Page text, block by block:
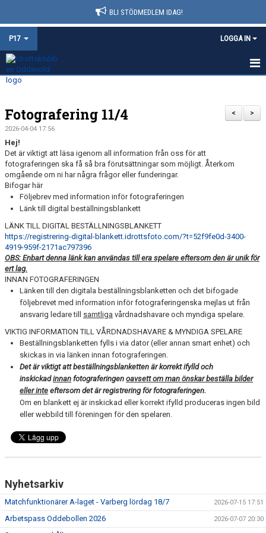
BLI STÖDMEDLEM IDAG!
P17 LOGGA IN
HEM
NYHETER
KALENDER
MATCHER
TRUPPEN
DOKUMENT
KONTAKT
>
<
Fotografering 11/4
2026-04-04 17:56
Hej!
Det är viktigt att läsa igenom all information från oss för att
fotograferingen ska få så bra förutsättningar som möjligt. Återkom
omgående om ni har några frågor eller funderingar.
Bifogar här
Följebrev med information inför fotograferingen
Länk till digital beställningsblankett
LÄNK TILL DIGITAL BESTÄLLNINGSBLANKETT
https://registrering-digital-blankett.idrottsfoto.com/?t=52f9fe0d-3400-
4919-959f-2171ac797396
OBS: Enbart denna länk kan användas till era spelare eftersom den är unik för
ert lag.
INNAN FOTOGRAFERINGEN
Länken till den digitala beställningsblanketten och det bifogade
följebrevet med information inför fotograferingenska mejlas ut från
ansvarig ledare till samtliga vårdnadshavare och myndiga spelare.
VIKTIG INFORMATION TILL VÅRDNADSHAVARE & MYNDIGA SPELARE
Beställningsblanketten fylls i via dator (eller annan smart enhet) och
skickas in via länken innan fotograferingen.
Det är viktigt att beställningsblanketten är korrekt ifylld och
inskickadinnan fotograferingen oavsett om man önskar beställa bilder
eller inte eftersom det är registrering för fotograferingen.
Om en blankett ej är inskickad eller korrekt ifylld produceras ingen bild
eller webbild till föreningen för den spelaren.
Nyhetsarkiv
Matchfunktionärer A-laget - Varberg lördag 18/7 2026-07-15 17:51
Arbetspass Oddebollen 2026 2026-07-07 20:30